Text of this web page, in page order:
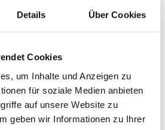
Details Über Cookies
Cookies
um Inhalte und Anzeigen zu
für soziale Medien anbieten
auf unsere Website zu
geben wir Informationen zu Ihrer
Link)
- Erwärmung im
Folge?
Link)